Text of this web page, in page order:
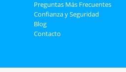
Preguntas Más Frecuentes
Confianza y Seguridad
Blog
Contacto